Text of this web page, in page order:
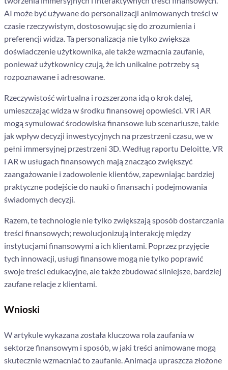
AI może być używane do personalizacji animowanych treści w
czasie rzeczywistym, dostosowując się do zrozumienia i
preferencji widza. Ta personalizacja nie tylko zwiększa
doświadczenie użytkownika, ale także wzmacnia zaufanie,
ponieważ użytkownicy czują, że ich unikalne potrzeby są
rozpoznawane i adresowane.
Rzeczywistość wirtualna i rozszerzona idą o krok dalej,
umieszczając widza w środku finansowej opowieści. VR i AR
mogą symulować środowiska finansowe lub scenariusze, takie
jak wpływ decyzji inwestycyjnych na przestrzeni czasu, we w
pełni immersyjnej przestrzeni 3D. Według raportu Deloitte, VR
i AR w usługach finansowych mają znacząco zwiększyć
zaangażowanie i zadowolenie klientów, zapewniając bardziej
praktyczne podejście do nauki o finansach i podejmowania
świadomych decyzji.
Razem, te technologie nie tylko zwiększają sposób dostarczania
treści finansowych; rewolucjonizują interakcję między
instytucjami finansowymi a ich klientami. Poprzez przyjęcie
tych innowacji, usługi finansowe mogą nie tylko poprawić
swoje treści edukacyjne, ale także zbudować silniejsze, bardziej
zaufane relacje z klientami.
Wnioski
W artykule wykazana została kluczowa rola zaufania w
sektorze finansowym i sposób, w jaki treści animowane mogą
skutecznie wzmacniać to zaufanie. Animacja upraszcza złożone